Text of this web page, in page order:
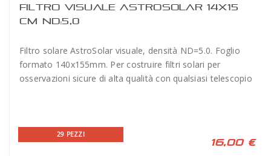
FILTRO VISUALE ASTROSOLAR 14X15
CM ND:5,0
Filtro solare AstroSolar visuale, densità ND=5.0. Foglio
formato 140x155mm. Per costruire filtri solari per
osservazioni sicure di alta qualità con qualsiasi telescopio
29 PEZZI
16,00 €